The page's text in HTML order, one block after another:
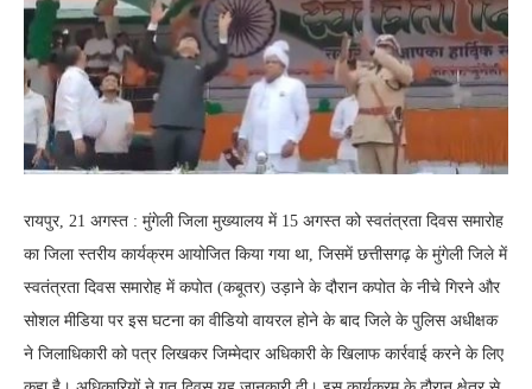
रायपुर, 21 अगस्त : मुंगेली जिला मुख्यालय में 15 अगस्त को स्वतंत्रता दिवस समारोह
का जिला स्तरीय कार्यक्रम आयोजित किया गया था, जिसमें छत्तीसगढ़ के मुंगेली जिले में
स्वतंत्रता दिवस समारोह में कपोत (कबूतर) उड़ाने के दौरान कपोत के नीचे गिरने और
सोशल मीडिया पर इस घटना का वीडियो वायरल होने के बाद जिले के पुलिस अधीक्षक
ने जिलाधिकारी को पत्र लिखकर जिम्मेदार अधिकारी के खिलाफ कार्रवाई करने के लिए